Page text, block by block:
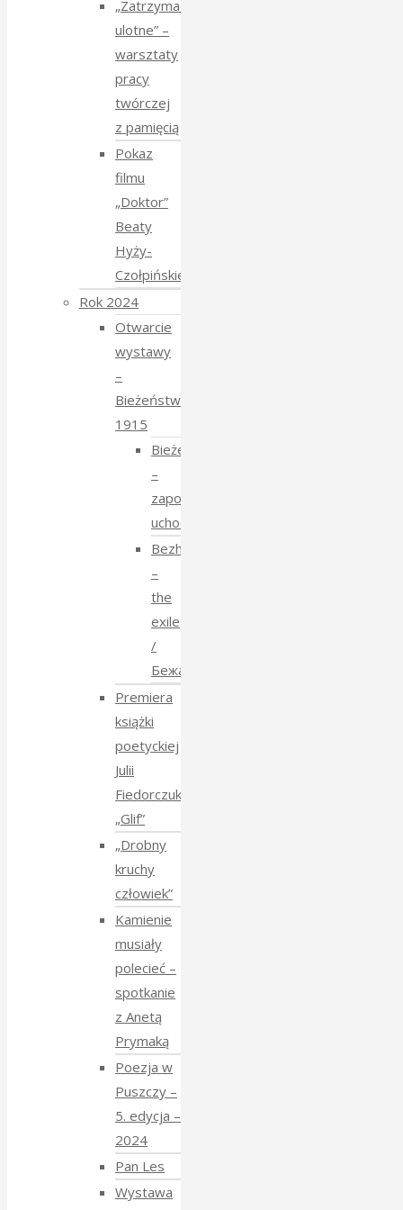
„Zatrzymać
ulotne” –
warsztaty
pracy
twórczej
z pamięcią
Pokaz
filmu
„Doktor”
Beaty
Hyży-
Czołpińskiej
Rok 2024
Otwarcie
wystawy
–
Bieżeństwo
1915
Bieżeństwo
–
zapomniane
uchodźstwo
Bezhenstvo
–
the
exile
/
Бежанства
Premiera
książki
poetyckiej
Julii
Fiedorczuk
„Glif”
„Drobny
kruchy
człowiek”
Kamienie
musiały
polecieć –
spotkanie
z Anetą
Prymaką
Poezja w
Puszczy –
5. edycja –
2024
Pan Les
Wystawa